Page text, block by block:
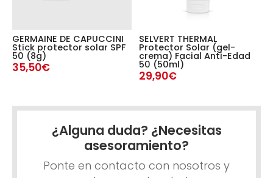
GERMAINE DE CAPUCCINI
Stick protector solar SPF
50 (8g)
35,50€
SELVERT THERMAL
Protector Solar (gel-
crema) Facial Anti-Edad
50 (50ml)
29,90€
¿Alguna duda? ¿Necesitas
asesoramiento?
Ponte en contacto con nosotros y